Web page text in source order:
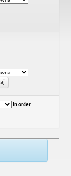
In order